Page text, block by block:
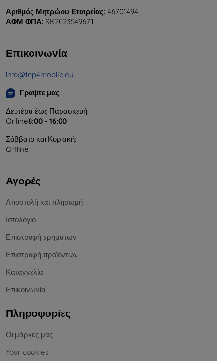
Αριθμός Μητρώου Εταιρείας: 46701494
ΑΦΜ ΦΠΑ: SK2023549671
Επικοινωνία
info@top4mobile.eu
Γράψτε μας
Δευτέρα έως Παρασκευή:
Online8:00 - 16:00
Σάββατο και Κυριακή:
Offline
Αγορές
Αποστολή και πληρωμή
Ιστολόγιο
Επιστροφή χρημάτων
Επιστροφή προϊόντων
Καταγγελία
Επικοινωνία
Πληροφορίες
Οι μάρκες μας
Your cookies